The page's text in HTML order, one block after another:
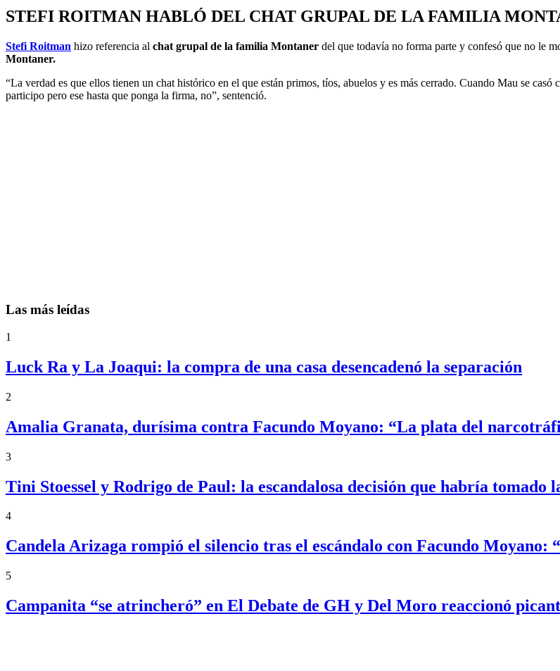
STEFI ROITMAN HABLÓ DEL CHAT GRUPAL DE LA FAMILIA
Stefi Roitman hizo referencia al chat grupal de la familia Montaner del que todavía no forma parte y confesó que no le
Montaner.
“La verdad es que ellos tienen un chat histórico en el que están primos, tíos, abuelos y es más cerrado. Cuando Mau se casó
participo pero ese hasta que ponga la firma, no”, sentenció.
Las más leídas
1
Luck Ra y La Joaqui: la compra de una casa desencadenó la separación
2
Amalia Granata, durísima contra Facundo Moyano: “La plata del
3
Tini Stoessel y Rodrigo de Paul: la escandalosa decisión que habría tomado
4
Candela Arizaga rompió el silencio tras el escándalo con Facundo Moyano:
5
Campanita “se atrincheró” en El Debate de GH y Del Moro reaccionó